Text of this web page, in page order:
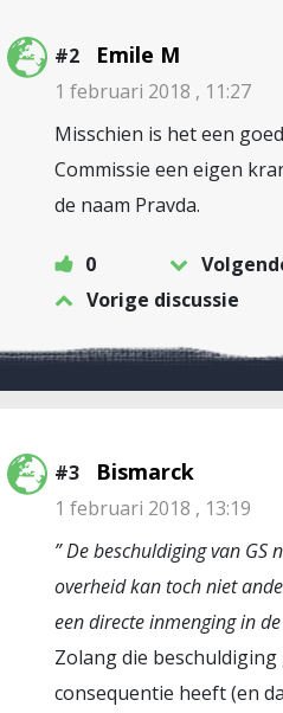
#2 Emile M
1 februari 2018 , 11:27
Misschien is het een
Commissie een eigen
de naam Pravda.
0
Vorige discussie
#3 Bismarck
1 februari 2018 , 13:19
” De beschuldiging van GS
overheid kan toch niet
een directe inmenging in
Zolang die beschuldiging
consequentie heeft (en